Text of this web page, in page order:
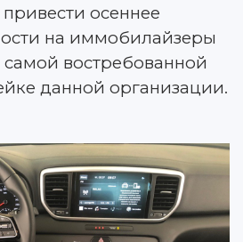
осеннее
на иммобилайзеры
востребованной
данной организации.